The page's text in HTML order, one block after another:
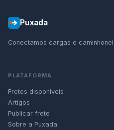
Puxada
Conectamos cargas e
PLATAFORMA
Fretes disponíveis
Artigos
Publicar frete
Sobre a Puxada